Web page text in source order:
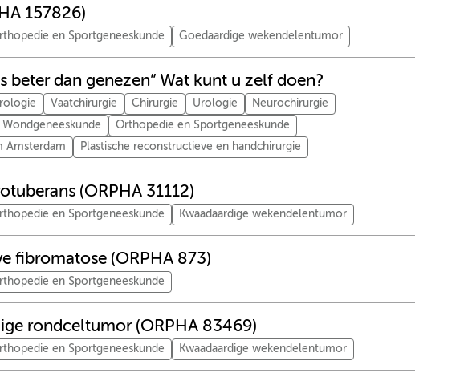
157826)
en Sportgeneeskunde Goedaardige wekendelentumor
beter dan genezen” Wat kunt u zelf doen?
Vaatchirurgie Chirurgie Urologie
Neurochirurgie
Wondgeneeskunde
Orthopedie en Sportgeneeskunde
Amsterdam
Plastische reconstructieve en handchirurgie
(ORPHA 31112)
en Sportgeneeskunde Kwaadaardige wekendelentumor
fibromatose (ORPHA 873)
en Sportgeneeskunde
rondceltumor (ORPHA 83469)
en Sportgeneeskunde Kwaadaardige wekendelentumor